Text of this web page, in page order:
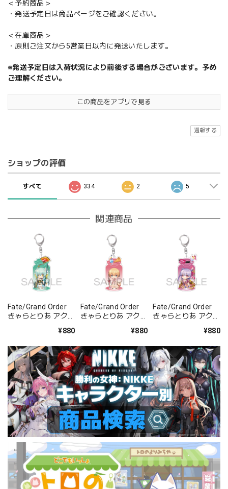
＜予約商品＞
・発送予定日は商品ページをご確認ください。
＜在庫商品＞
・原則ご注文から5営業日以内に発送いたします。
※発送予定日は入荷状況により前後する場合がございます。予め
ご理解ください。
この商品をアプリで見る
通報する
ショップの評価
すべて 334 2 5
関連商品
Fate/Grand Order
きゃらとりあ アクリ
¥880
Fate/Grand Order
きゃらとりあ アクリ
¥880
Fate/Grand Order
きゃらとりあ アクリ
バー/パッションリ
¥880